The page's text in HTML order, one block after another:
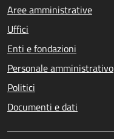
Aree amministrative
Uffici
Enti e fondazioni
Personale amministrativo
Politici
Documenti e dati